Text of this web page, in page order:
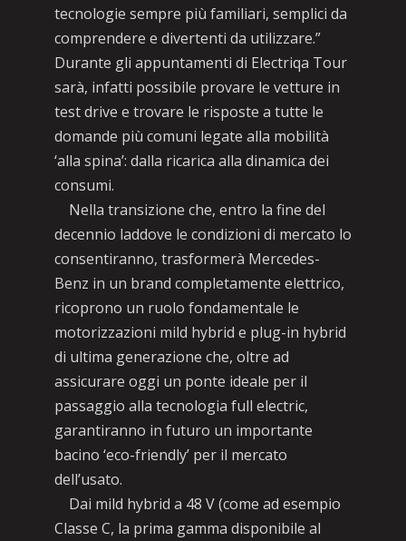
tecnologie sempre più familiari, semplici da
comprendere e divertenti da utilizzare.”
Durante gli appuntamenti di Electriqa Tour
sarà, infatti possibile provare le vetture in
test drive e trovare le risposte a tutte le
domande più comuni legate alla mobilità
‘alla spina’: dalla ricarica alla dinamica dei
consumi.
Nella transizione che, entro la fine del
decennio laddove le condizioni di mercato lo
consentiranno, trasformerà Mercedes-
Benz in un brand completamente elettrico,
ricoprono un ruolo fondamentale le
motorizzazioni mild hybrid e plug-in hybrid
di ultima generazione che, oltre ad
assicurare oggi un ponte ideale per il
passaggio alla tecnologia full electric,
garantiranno in futuro un importante
bacino ‘eco-friendly’ per il mercato
dell’usato.
Dai mild hybrid a 48 V (come ad esempio
Classe C, la prima gamma disponibile al